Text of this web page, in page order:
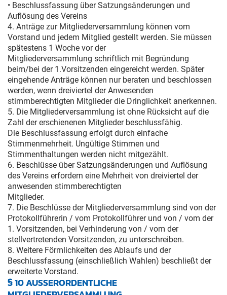
• Beschlussfassung über Satzungsänderungen und
Auflösung des Vereins
4. Anträge zur Mitgliederversammlung können vom
Vorstand und jedem Mitglied gestellt werden. Sie müssen
spätestens 1 Woche vor der
Mitgliederversammlung schriftlich mit Begründung
beim/bei der 1.Vorsitzenden eingereicht werden. Später
eingehende Anträge können nur beraten und beschlossen
werden, wenn dreiviertel der Anwesenden
stimmberechtigten Mitglieder die Dringlichkeit anerkennen.
5. Die Mitgliederversammlung ist ohne Rücksicht auf die
Zahl der erschienenen Mitglieder beschlussfähig.
Die Beschlussfassung erfolgt durch einfache
Stimmenmehrheit. Ungültige Stimmen und
Stimmenthaltungen werden nicht mitgezählt.
6. Beschlüsse über Satzungsänderungen und Auflösung
des Vereins erfordern eine Mehrheit von dreiviertel der
anwesenden stimmberechtigten
Mitglieder.
7. Die Beschlüsse der Mitgliederversammlung sind von der
Protokollführerin / vom Protokollführer und von / vom der
1. Vorsitzenden, bei Verhinderung von / vom der
stellvertretenden Vorsitzenden, zu unterschreiben.
8. Weitere Förmlichkeiten des Ablaufs und der
Beschlussfassung (einschließlich Wahlen) beschließt der
erweiterte Vorstand.
§ 10 AUSSERORDENTLICHE M